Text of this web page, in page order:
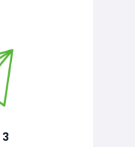
dihantar
dan